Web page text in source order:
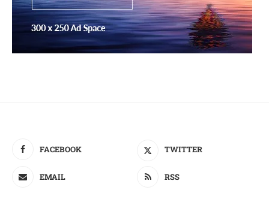
FACEBOOK TWITTER
EMAIL RSS